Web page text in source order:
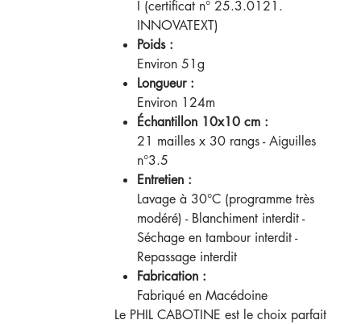
I (certificat n° 25.3.0121.
INNOVATEXT)
Poids :
Environ 51g
Longueur :
Environ 124m
Échantillon 10x10 cm :
21 mailles x 30 rangs - Aiguilles
n°3.5
Entretien :
Lavage à 30°C (programme très
modéré) - Blanchiment interdit -
Séchage en tambour interdit -
Repassage interdit
Fabrication :
Fabriqué en Macédoine
Le PHIL CABOTINE est le choix parfait